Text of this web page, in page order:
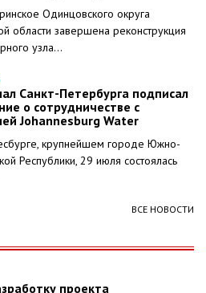
Одинцовского округа
области завершена реконструкция
узла...
Санкт-Петербурга подписал
о сотрудничестве с
Johannesburg Water
крупнейшем городе Южно-
Республики, 29 июля состоялась
ВСЕ НОВОСТИ
проекта